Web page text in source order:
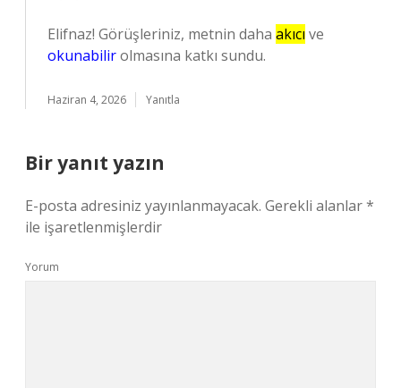
Elifnaz! Görüşleriniz, metnin daha akıcı ve
okunabilirolmasına katkı sundu.
Haziran 4, 2026 Yanıtla
Bir yanıt yazın
E-posta adresiniz yayınlanmayacak. Gerekli alanlar*
ile işaretlenmişlerdir
Yorum